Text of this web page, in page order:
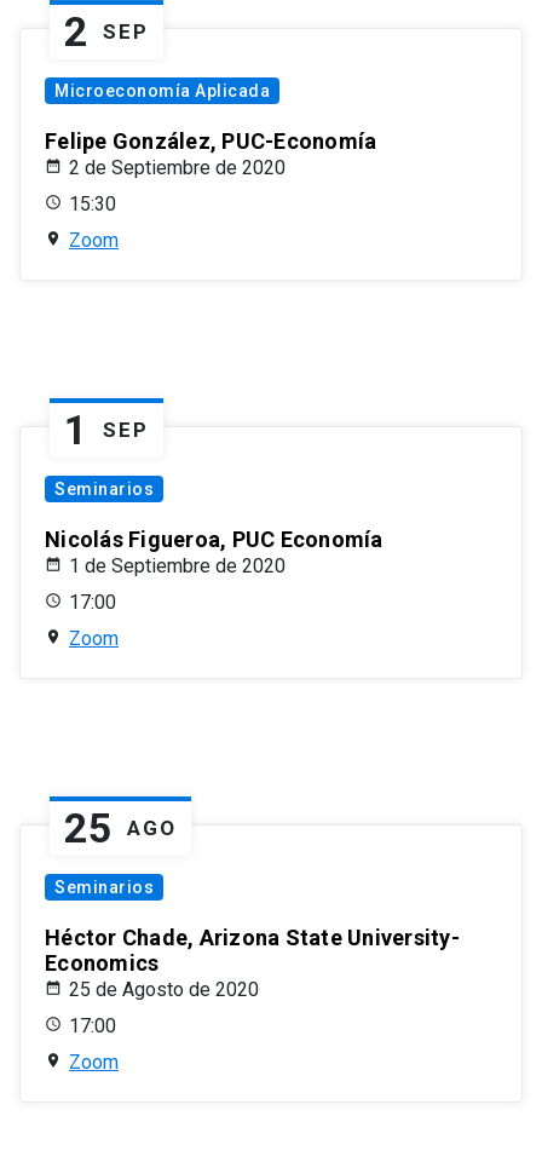
2 SEP
Microeconomía Aplicada
Felipe González, PUC-Economía
2 de Septiembre de 2020
15:30
Zoom
1 SEP
Seminarios
Nicolás Figueroa, PUC Economía
1 de Septiembre de 2020
17:00
Zoom
25 AGO
Seminarios
Héctor Chade, Arizona State University-
Economics
25 de Agosto de 2020
17:00
Zoom